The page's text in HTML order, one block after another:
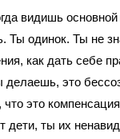
видишь
Ты одинок. Ты не
как дать себе
делаешь, это
это
дети, ты их